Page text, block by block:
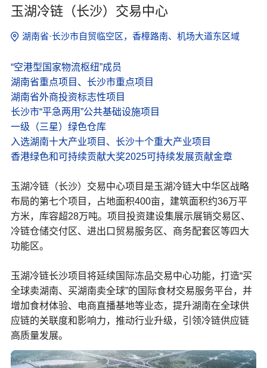
玉湖冷链（长沙）交易中心
湖南省·长沙市自贸临空区，香樟路南、机场大道东区域
“空港型国家物流枢纽”成员
湖南省重点项目、长沙市重点项目
湖南省外商投资标志性项目
长沙市“平急两用”公共基础设施项目
一级（三星）绿色仓库
入选湖南十大产业项目、长沙十个重大产业项目
香港绿色和可持续贡献大奖2025可持续发展贡献金章
玉湖冷链（长沙）交易中心项目是玉湖冷链大中华区战略
布局的第七个项目，占地面积400亩，建筑面积约36万平
方米，库容超28万吨。项目投资建设集展示展销交易区、
冷链仓储交付区、进出口贸易服务区、商务配套区等四⼤
功能区。
玉湖冷链长沙项目将延续国际冻品交易中心功能，打造“买
全球卖湖南、买湖南卖全球”的国际食材交易服务平台，并
增加食材体验、电商直播基地等业态，提升湖南在全球供
应链的关联度和影响力，推动行业升级，引领冷链供应链
高质量发展。